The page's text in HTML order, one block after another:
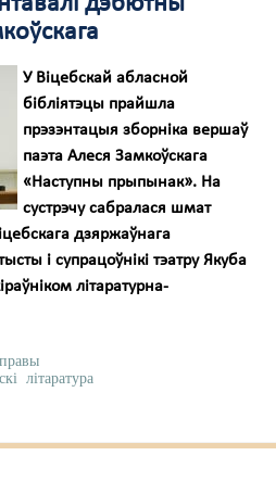
У Віцебскай абласной
бібліятэцы прайшла
прэзэнтацыя зборніка вершаў
паэта Алеся Замкоўскага
«Наступны прыпынак». На
сустрэчу сабралася шмат
дзяржаўнага
і супрацоўнікі тэатру Якуба
літаратурна-
літаратура